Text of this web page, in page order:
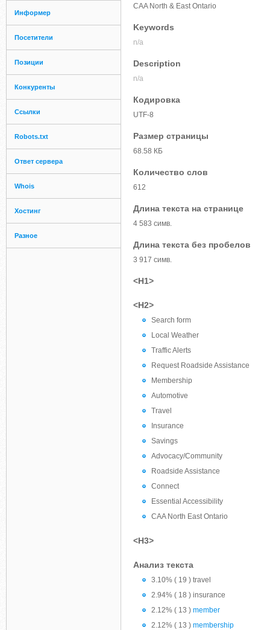
Информер
Посетители
Позиции
Конкуренты
Ссылки
Robots.txt
Ответ сервера
Whois
Хостинг
Разное
CAA North & East Ontario
Keywords
n/a
Description
n/a
Кодировка
UTF-8
Размер страницы
68.58 КБ
Количество слов
612
Длина текста на странице
4 583 симв.
Длина текста без пробелов
3 917 симв.
<H1>
<H2>
Search form
Local Weather
Traffic Alerts
Request Roadside Assistance
Membership
Automotive
Travel
Insurance
Savings
Advocacy/Community
Roadside Assistance
Connect
Essential Accessibility
CAA North East Ontario
<H3>
Анализ текста
3.10% ( 19 ) travel
2.94% ( 18 ) insurance
2.12% ( 13 ) member
2.12% ( 13 ) membership